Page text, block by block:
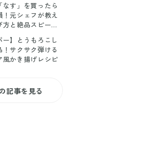
なす」を買ったら
！元シェフが教え
方と絶品スピード
ー】とうもろこし
サクサク弾ける
風かき揚げレシピ
記事を見る